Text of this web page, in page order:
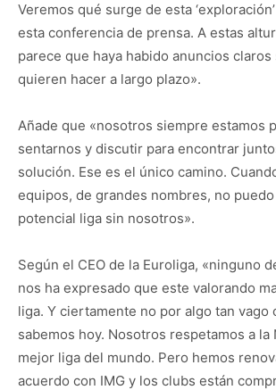
Veremos qué surge de esta
esta conferencia de prensa. A estas
parece que haya habido anuncios
quieren hacer a largo plazo».
Añade que «nosotros siempre estamos
sentarnos y discutir para encontrar
solución. Ese es el único camino.
equipos, de grandes nombres, no
potencial liga sin nosotros».
Según el CEO de la Euroliga, «ninguno
nos ha expresado que este valorando
liga. Y ciertamente no por algo tan vago
sabemos hoy. Nosotros respetamos a la
mejor liga del mundo. Pero hemos
acuerdo con IMG y los clubs están